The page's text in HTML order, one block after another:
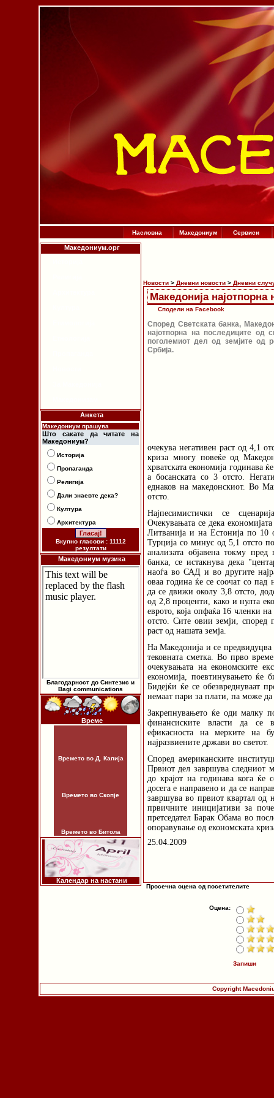
Насловна Македониум Сервиси
Македониум.орг
Анкета
Македониум прашува
Што сакате да читате на
Македониум?
Историја
Пропаганда
Религија
Дали знаевте дека?
Култура
Архитектура
Вкупно гласови : 11112
резултати
Македониум музика
Благодарност до Синтезис и
Bagi communications
Време
Времето во Д. Капија
Времето во Скопје
Времето во Битола
Календар на настани
Новости > Дневни новости > Дневни
Македонија најотпорна
Сподели на Facebook
Според Светската банка,
најотпорна на последиците од
поголемиот дел од земјите од
Србија.
очекува негативен раст од 4,1
криза многу повеќе од
хрватската економија годинава
а босанската со 3 отсто.
еднаков на македонскиот. Во
отсто.
Најпесимистички се
Очекувањата се дека
Литванија и на Естонија по 10
Турција со минус од 5,1 отсто
анализата објавена токму
банка, се истакнува дека
наоѓа во САД и во другите
оваа година ќе се соочат со пад
да се движи околу 3,8 отсто,
од 2,8 проценти, како и нулта
еврото, која опфаќа 16 членки
отсто. Сите овии земји, според
раст од нашата земја.
На Македонија и се
тековната сметка. Во прво
очекувањата на економските
економија, поевтинувањето ќе
Бидејќи ќе се обезвреднуваат
немаат пари за плати, па може
Закрепнувањето ќе оди малку
финансиските власти да се
ефикасноста на мерките на
најразвиените држави во светот.
Според американските
Првиот дел завршува следниот
до крајот на годинава кога ќе
досега е направено и да се
завршува во првиот квартал од
првичните иницијативи за
претседател Барак Обама во
опоравување од економската
25.04.2009
Просечна оцена од посетителите
Оцена:
Запиши
Copyright